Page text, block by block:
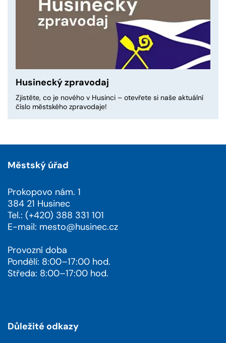
Husinecký zpravodaj
Zjistěte, co je nového v Husinci – otevřete si naše aktuální
číslo městského zpravodaje!
Městský úřad
Prokopovo nám. 1
384 21 Husinec
Tel.: (+420) 388 331 101
E-mail: mesto@husinec.cz
Provozní doba
Pondělí: 8:00–17:00 hod.
Středa: 8:00–17:00 hod.
Důležité odkazy